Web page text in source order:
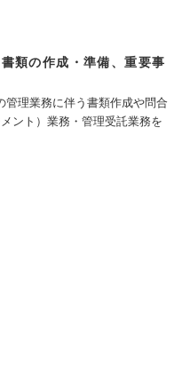
類の作成・準備、重要事
管理業務に伴う書類作成や問合
ント）業務・管理受託業務を